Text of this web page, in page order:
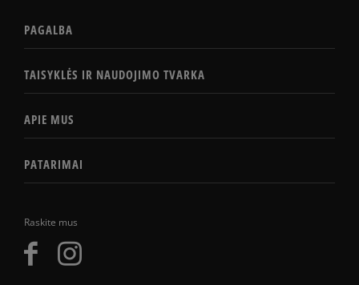
Raskite mus
PAGALBA
TAISYKLĖS IR NAUDOJIMO TVARKA
APIE MUS
PATARIMAI